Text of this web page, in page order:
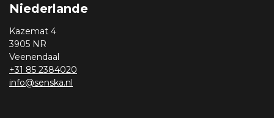
Niederlande
Kazemat 4
3905 NR
Veenendaal
+31 85 2384020
info@senska.nl